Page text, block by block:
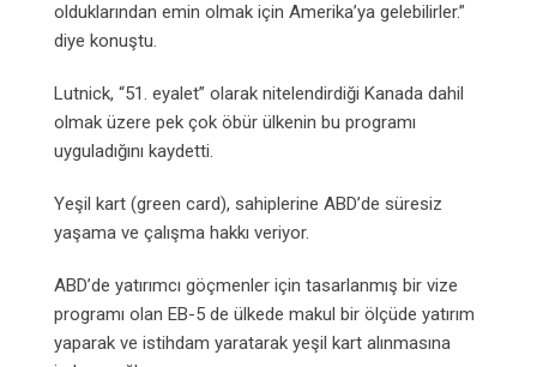
olduklarından emin olmak için Amerika’ya gelebilirler.”
diye konuştu.
Lutnick, “51. eyalet” olarak nitelendirdiği Kanada dahil
olmak üzere pek çok öbür ülkenin bu programı
uyguladığını kaydetti.
Yeşil kart (green card), sahiplerine ABD’de süresiz
yaşama ve çalışma hakkı veriyor.
ABD’de yatırımcı göçmenler için tasarlanmış bir vize
programı olan EB-5 de ülkede makul bir ölçüde yatırım
yaparak ve istihdam yaratarak yeşil kart alınmasına